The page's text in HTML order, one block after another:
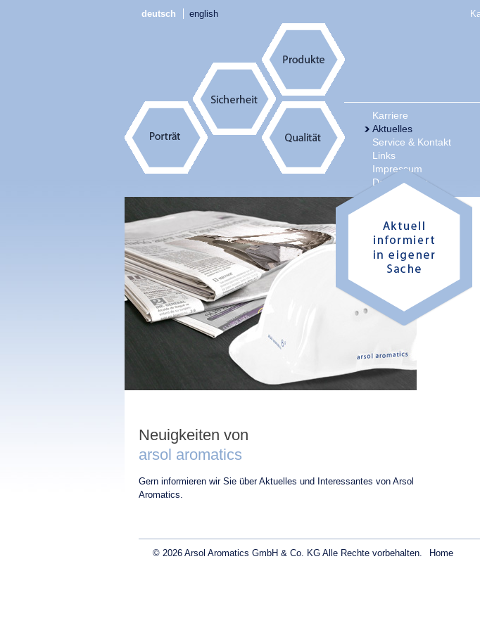
deutsch english
Karriere
Aktuelles
Service & Kontakt
Links
Impressum
Datenschutz
Neuigkeiten von
arsol aromatics
Gern informieren wir Sie über Aktuelles und Interessantes von Arsol
Aromatics.
© 2026 Arsol Aromatics GmbH & Co. KG Alle Rechte vorbehalten. Home